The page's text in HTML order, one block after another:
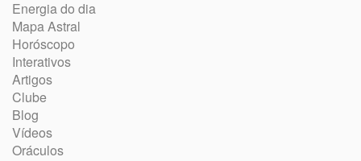
Energia do dia
Mapa Astral
Horóscopo
Interativos
Artigos
Clube
Blog
Vídeos
Oráculos